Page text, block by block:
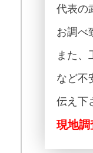
代表の
お調べ
また、
など不
伝え下
現地調